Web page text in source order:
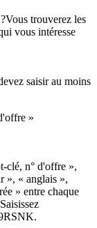
Vous trouverez les
vous intéresse
saisir au moins
»
clé, n° d'offre »,
», « anglais »,
» entre chaque